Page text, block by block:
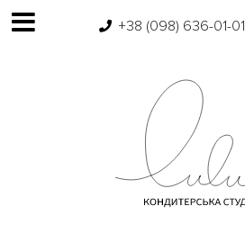
+38 (098) 636-01-01